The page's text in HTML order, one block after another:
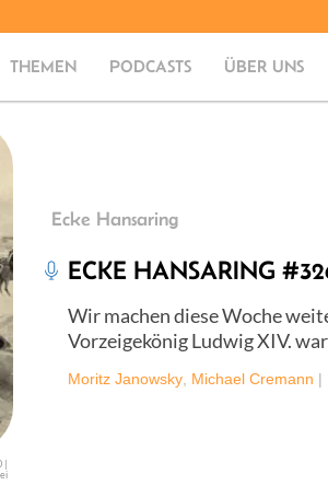
THEMEN PODCASTS ÜBER UNS
|
Ecke Hansaring
ECKE HANSARING
Wir machen diese Woche
Vorzeigekönig Ludwig XIV.
Moritz Janowsky Michael Cremann |